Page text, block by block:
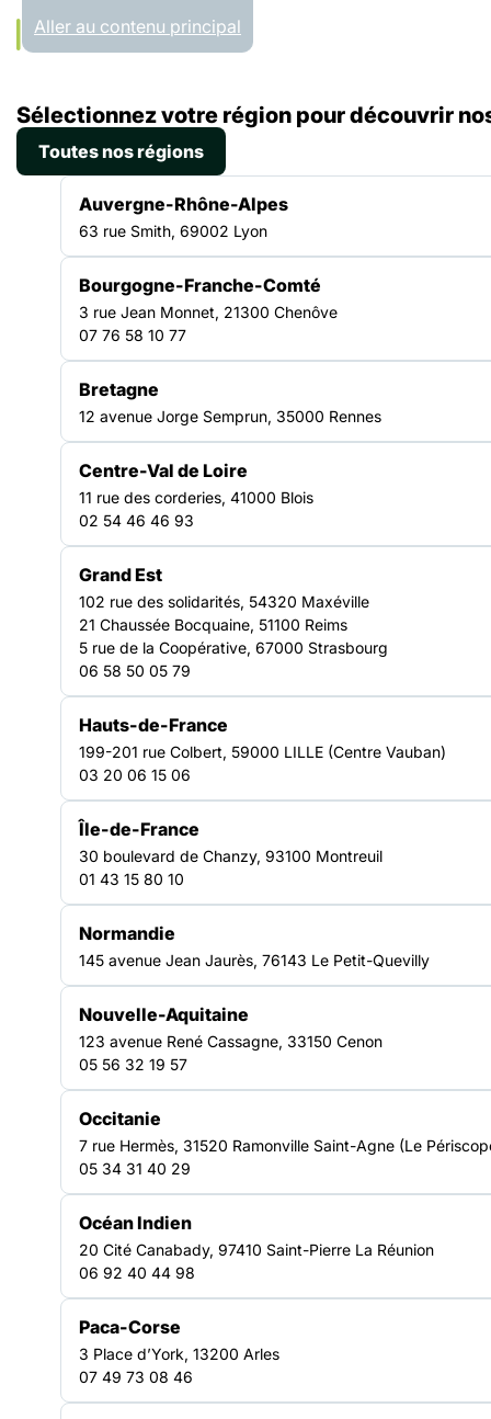
Panneau de gestion des cookies
Aller au contenu principal
Accueil Liste des ressources Baromètre des enfants à la rue 2025
BAROMÈTRE|10.09.2025
Baromètre des enfants à
la rue 2025
19 août, de nombreuses familles sont restées sans solution
d’hébergement après avoir appelé le 115. Cette situation,
insoutenable pour les familles comme pour celles et ceux qui
les accompagnent, témoigne d’un système à bout de
souffle.Pour la septième fois, nos organisations publient
VEILLE SOCIALE, HÉBERGEMENT ET LOGEMENT
A quelques jours de la rentrée scolaire, dans la nuit du 18 au
d’hébergement après avoir appelé le 115. Cette situation,
insoutenable pour les familles comme pour celles et ceux qui
les accompagnent, témoigne d’un système à bout de souffle.
Pour la septième fois, nos organisations publient le baromètre
“Enfants à la rue” et constatent, une fois de
plus, une hausse alarmante du nombre d’enfants sans abri.
Pour la septième fois, nous, acteurs de la défense des droits
de l’enfant et de la lutte contre l’exclusion, dénonçons
l’insuffisance des politiques publiques. Mais les baromètres
se succèdent et les réponses se font attendre. Combien de
temps faudra-t-il encore pour que nos responsables
politiques prennent enfin la pleine mesure de l’urgence et
mettent en œuvre des réponses durables et proportionnées à
l’ampleur de la crise que nous traversons depuis bien trop
d’années ?
Sélectionnez votre région pour découvrir
Toutes nos régions
Auvergne-Rhône-Alpes
63 rue Smith, 69002 Lyon
Bourgogne-Franche-Comté
3 rue Jean Monnet, 21300 Chenôve
07 76 58 10 77
Bretagne
12 avenue Jorge Semprun, 35000 Rennes
Centre-Val de Loire
11 rue des corderies, 41000 Blois
02 54 46 46 93
Grand Est
102 rue des solidarités, 54320 Maxéville
21 Chaussée Bocquaine, 51100 Reims
5 rue de la Coopérative, 67000 Strasbourg
06 58 50 05 79
Hauts-de-France
199-201 rue Colbert, 59000 LILLE (Centre Vauban)
03 20 06 15 06
Île-de-France
30 boulevard de Chanzy, 93100 Montreuil
01 43 15 80 10
Normandie
145 avenue Jean Jaurès, 76143 Le Petit-Quevilly
Nouvelle-Aquitaine
123 avenue René Cassagne, 33150 Cenon
05 56 32 19 57
Occitanie
7 rue Hermès, 31520 Ramonville Saint-Agne (Le
05 34 31 40 29
Océan Indien
20 Cité Canabady, 97410 Saint-Pierre La Réunion
06 92 40 44 98
Paca-Corse
3 Place d’York, 13200 Arles
07 49 73 08 46